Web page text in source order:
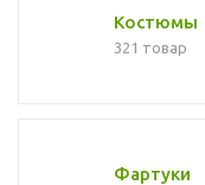
Костюмы
321 товар
Фартуки